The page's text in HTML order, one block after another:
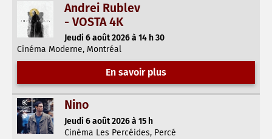
Andrei Rublev
- VOSTA 4K
Jeudi 6 août 2026 à 14 h 30
Cinéma Moderne, Montréal
En savoir plus
Nino
Jeudi 6 août 2026 à 15 h
Cinéma Les Percéides, Percé